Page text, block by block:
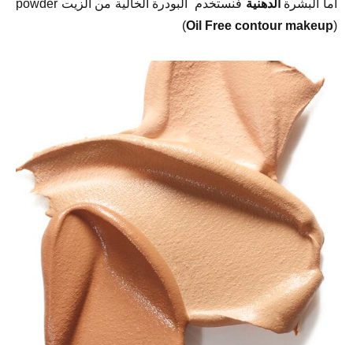
أما البشرة الدهنية
فنستخدم البودرة الخالية من الزيت powder
(Oil Free contour makeup)